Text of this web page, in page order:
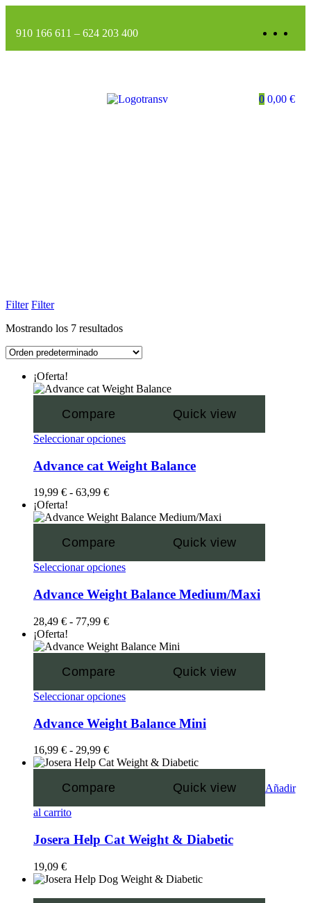
910 166 611 – 624 203 400
0 0,00 €
Filter Filter
Mostrando los 7 resultados
¡Oferta!
Compare Quick view
Seleccionar opciones
Advance cat Weight Balance
19,99 € - 63,99 €
¡Oferta!
Compare Quick view
Seleccionar opciones
Advance Weight Balance Medium/Maxi
28,49 € - 77,99 €
¡Oferta!
Compare Quick view
Seleccionar opciones
Advance Weight Balance Mini
16,99 € - 29,99 €
Compare Quick view Añadir
al carrito
Josera Help Cat Weight & Diabetic
19,09 €